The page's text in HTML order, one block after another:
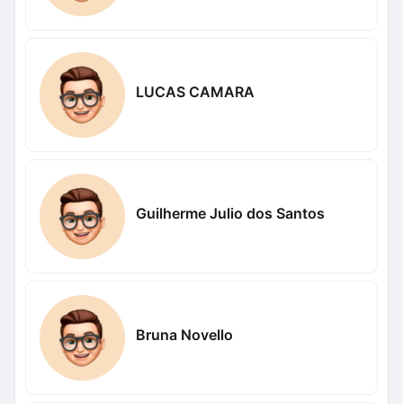
LUCAS CAMARA
Guilherme Julio dos Santos
Bruna Novello